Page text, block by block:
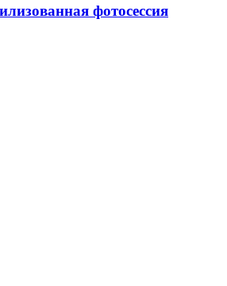
фотосессия